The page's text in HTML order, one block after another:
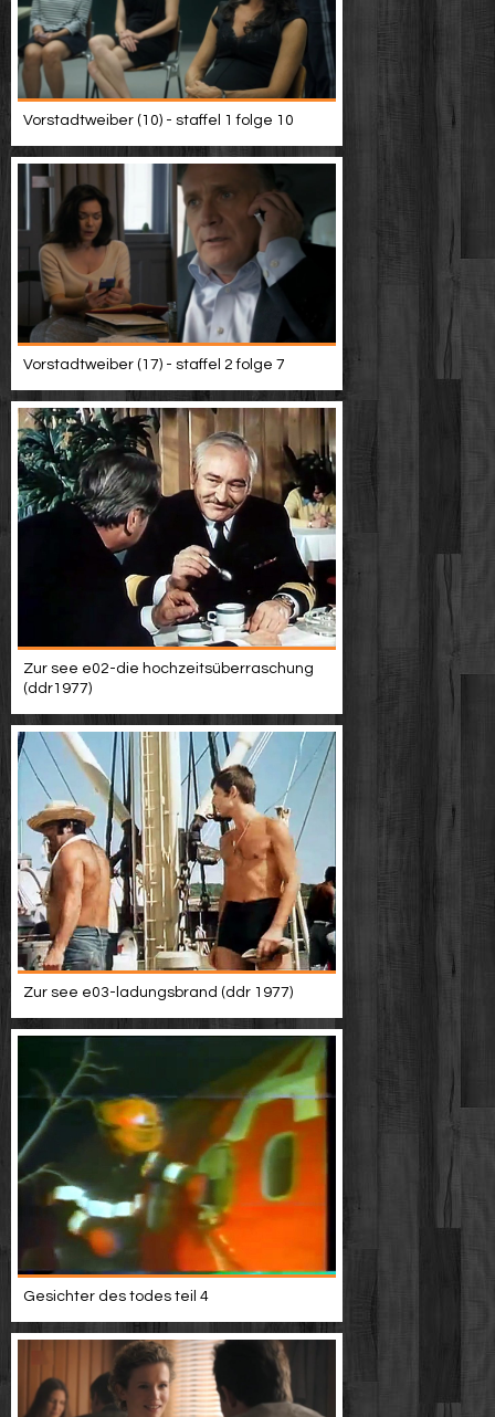
Vorstadtweiber (10) - staffel 1 folge 10
Vorstadtweiber (17) - staffel 2 folge 7
Zur see e02-die hochzeitsüberraschung
(ddr1977)
Zur see e03-ladungsbrand (ddr 1977)
Gesichter des todes teil 4